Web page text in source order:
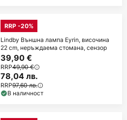
RRP -20%
Lindby Външна лампа Eyrin, височина
22 cm, неръждаема стомана, сензор
39,90 €
RRP49,90 €
78,04 лв.
RRP97,60 лв.
В наличност